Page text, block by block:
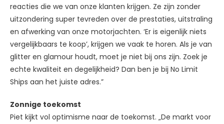
reacties die we van onze klanten krijgen. Ze zijn zonder
uitzondering super tevreden over de prestaties, uitstraling
en afwerking van onze motorjachten. ‘Er is eigenlijk niets
vergelijkbaars te koop’, krijgen we vaak te horen. Als je van
glitter en glamour houdt, moet je niet bij ons zijn. Zoek je
echte kwaliteit en degelijkheid? Dan ben je bij No Limit
Ships aan het juiste adres.”
Zonnige toekomst
Piet kijkt vol optimisme naar de toekomst. „De markt voor